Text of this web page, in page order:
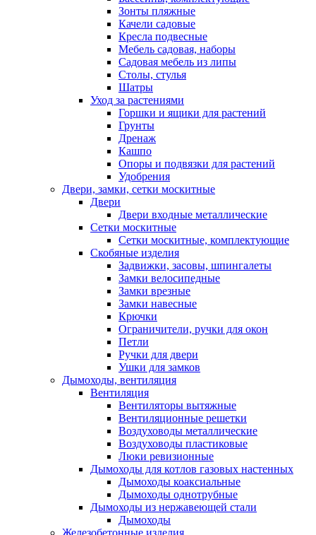
Зонты пляжные
Качели садовые
Кресла подвесные
Мебель садовая, наборы
Садовая мебель из липы
Столы, стулья
Шатры
Уход за растениями
Горшки и ящики для растений
Грунты
Дренаж
Кашпо
Опоры и подвязки для растений
Удобрения
Двери, замки, сетки москитные
Двери
Двери входные металлические
Сетки москитные
Сетки москитные, комплектующие
Скобяные изделия
Задвижки, засовы, шпингалеты
Замки велосипедные
Замки врезные
Замки навесные
Крючки
Ограничители, ручки для окон
Петли
Ручки для двери
Ушки для замков
Дымоходы, вентиляция
Вентиляция
Вентиляторы вытяжные
Вентиляционные решетки
Воздуховоды металлические
Воздуховоды пластиковые
Люки ревизионные
Дымоходы для котлов газовых настенных
Дымоходы коаксиальные
Дымоходы однотрубные
Дымоходы из нержавеющей стали
Дымоходы
Железобетонные изделия